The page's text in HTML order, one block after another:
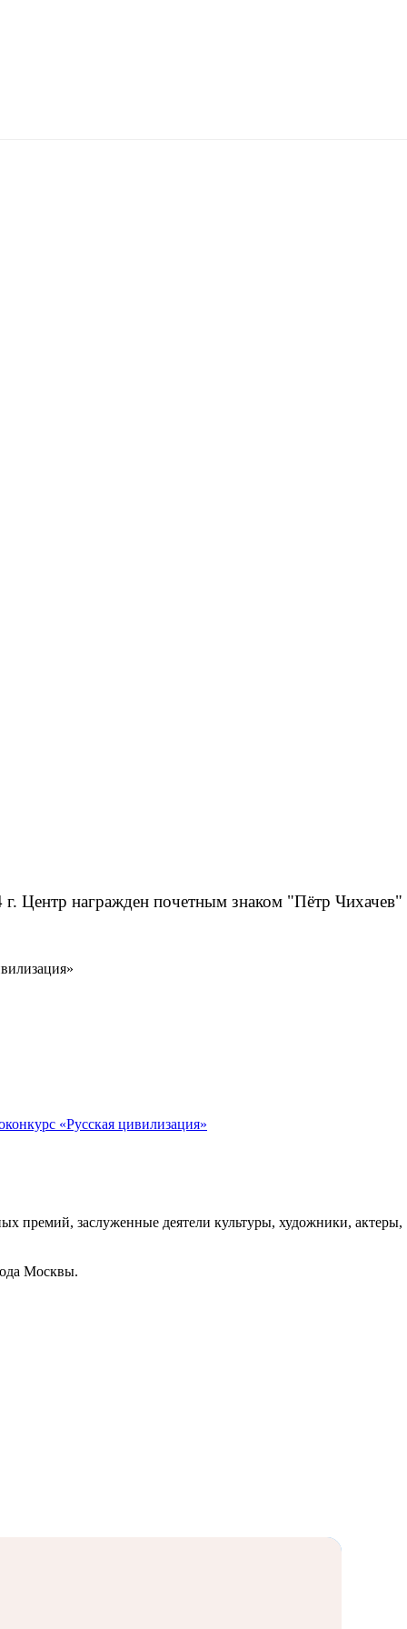
Центр награжден почетным знаком "Пётр Чихачев"
«Русская цивилизация»
премий, заслуженные деятели культуры, художники, актеры,
Москвы.